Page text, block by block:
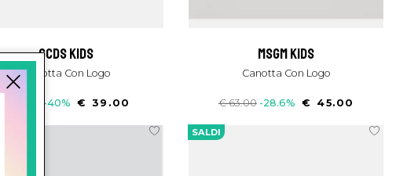
gcds kids
Canotta Con Logo
-40% € 39.00
msgm kids
Canotta Con Logo
€ 63.00 -28.6% € 45.00
SALDI